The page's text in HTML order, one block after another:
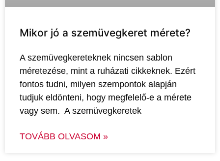
Mikor jó a szemüvegkeret mérete?
A szemüvegkereteknek nincsen sablon
méretezése, mint a ruházati cikkeknek. Ezért
fontos tudni, milyen szempontok alapján
tudjuk eldönteni, hogy megfelelő-e a mérete
vagy sem. A szemüvegkeretek
TOVÁBB OLVASOM »